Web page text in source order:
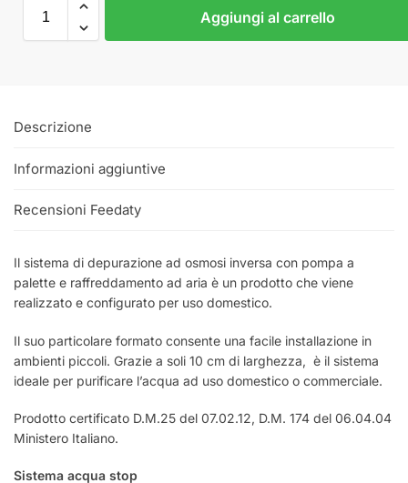
Aggiungi al carrello
Descrizione
Informazioni aggiuntive
Recensioni Feedaty
Il sistema di depurazione ad osmosi inversa con pompa a
palette e raffreddamento ad aria è un prodotto che viene
realizzato e configurato per uso domestico.
Il suo particolare formato consente una facile installazione in
ambienti piccoli. Grazie a soli 10 cm di larghezza, è il sistema
ideale per purificare l’acqua ad uso domestico o commerciale.
Prodotto certificato D.M.25 del 07.02.12, D.M. 174 del 06.04.04
Ministero Italiano.
Sistema acqua stop